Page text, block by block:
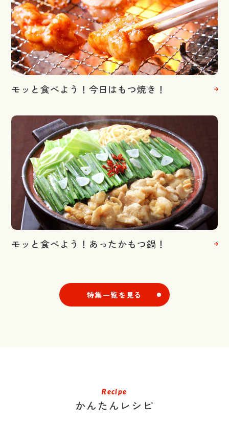
モッと食べよう！今日はもつ焼き！
モッと食べよう！あったかもつ鍋！
特集一覧を見る
Recipe
かんたんレシピ